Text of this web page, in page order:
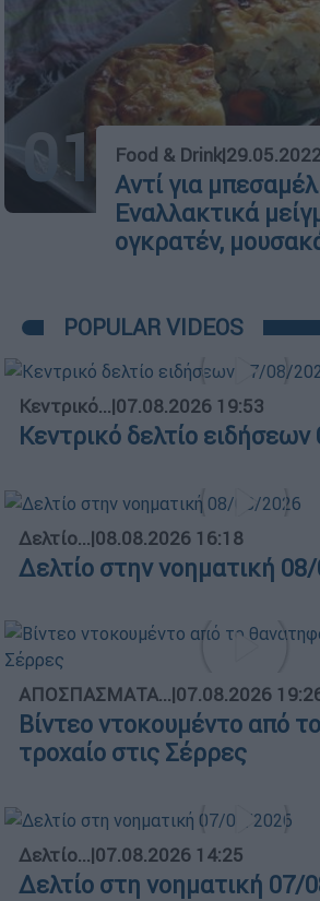
01 Food & Drink|
Αντί για
Εναλλακτικά
ογκρατέν,
POPULAR VIDEOS
Κεντρικό...|07.08.2026 19:53
Κεντρικό δελτίο
Δελτίο...|08.08.2026 16:18
Δελτίο στην νοηματική
ΑΠΟΣΠΑΣΜΑΤΑ...|07.08.2026
Βίντεο ντοκουμέντο από
τροχαίο στις Σέρρες
Δελτίο...|07.08.2026 14:25
Δελτίο στη νοηματική 07/